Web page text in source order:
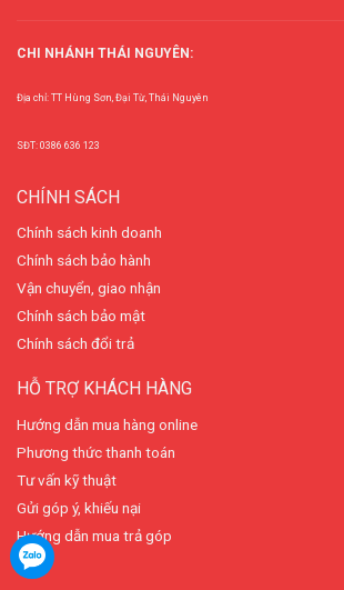
CHI NHÁNH THÁI NGUYÊN:
Địa chỉ: TT Hùng Sơn, Đại Từ, Thái Nguyên
SĐT: 0386 636 123
CHÍNH SÁCH
Chính sách kinh doanh
Chính sách bảo hành
Vận chuyển, giao nhận
Chính sách bảo mật
Chính sách đổi trả
HỖ TRỢ KHÁCH HÀNG
Hướng dẫn mua hàng online
Phương thức thanh toán
Tư vấn kỹ thuật
Gửi góp ý, khiếu nại
Hướng dẫn mua trả góp